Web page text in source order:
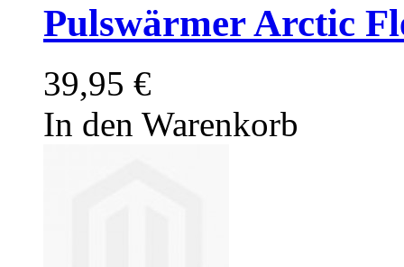
Pulswärmer Arctic
39,95 €
In den Warenkorb